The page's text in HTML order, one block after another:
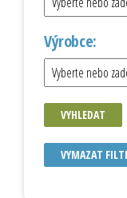
Výrobce:
VYHLEDAT
VYMAZAT